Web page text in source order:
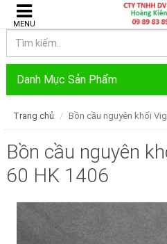
MENU
Danh Mục Sản Phẩm
Trang chủ Bồn cầu nguyên khối
Bồn cầu nguyên
60 HK 1406